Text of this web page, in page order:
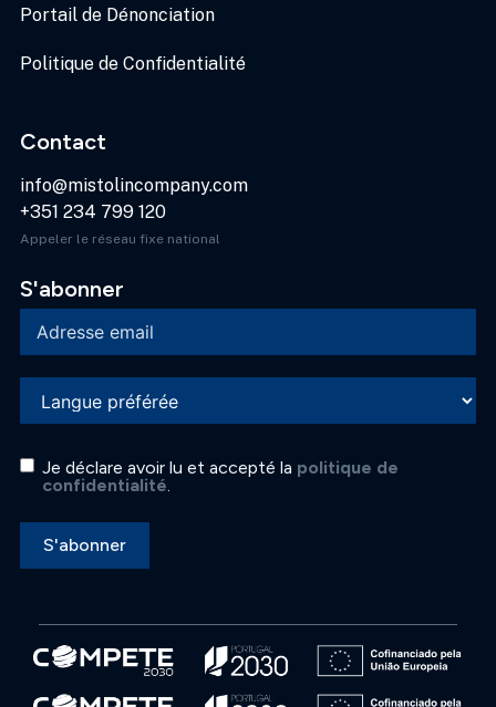
Portail de Dénonciation
Politique de Confidentialité
Contact
info@mistolincompany.com
+351 234 799 120
Appeler le réseau fixe national
S'abonner
Je déclare avoir lu et accepté la politique de
confidentialité
S'abonner